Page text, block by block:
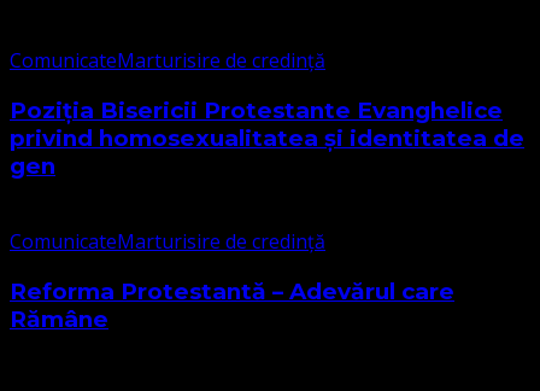
ComunicateMarturisire de credință
Poziția Bisericii Protestante Evanghelice
privind homosexualitatea și identitatea de
gen
ComunicateMarturisire de credință
Reforma Protestantă – Adevărul care
Rămâne